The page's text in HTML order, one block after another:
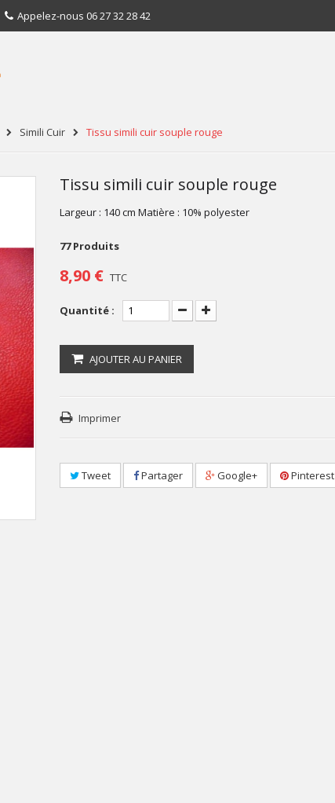
Appelez-nous 06 27 32 28 42
Simili Cuir Tissu simili cuir souple rouge
Tissu simili cuir souple rouge
Largeur : 140 cm Matière : 10% polyester
77 Produits
8,90 € TTC
Quantité :
AJOUTER AU PANIER
Imprimer
Tweet Partager Google+ Pinterest